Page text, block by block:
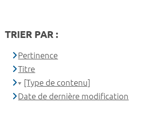
TRIER PAR :
Pertinence
Titre
[Type de contenu]
Date de dernière modification